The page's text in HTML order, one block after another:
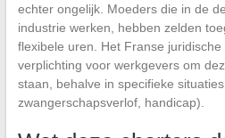
echter ongelijk. Moeders die in de
industrie werken, hebben zelden
flexibele uren. Het Franse
verplichting voor werkgevers om
staan, behalve in specifieke
zwangerschapsverlof, handicap).